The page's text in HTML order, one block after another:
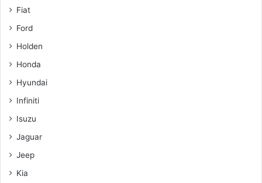
Fiat
Ford
Holden
Honda
Hyundai
Infiniti
Isuzu
Jaguar
Jeep
Kia